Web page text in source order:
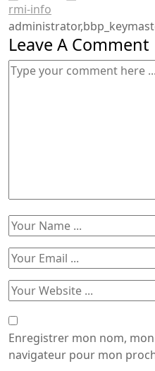
rmi-info
Leave A Comment
Enregistrer mon nom,
navigateur pour mon